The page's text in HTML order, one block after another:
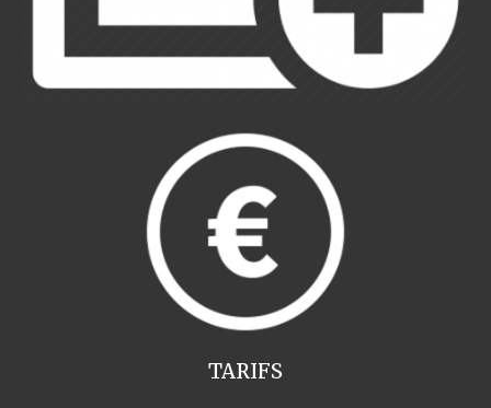
TARIFS